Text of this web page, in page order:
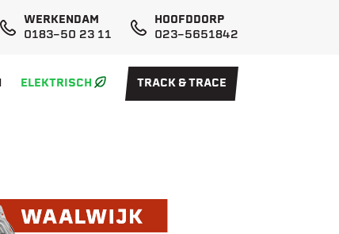
WERKENDAM
0183-50 23 11
HOOFDDORP
023-5651842
ELEKTRISCH TRACK & TRACE